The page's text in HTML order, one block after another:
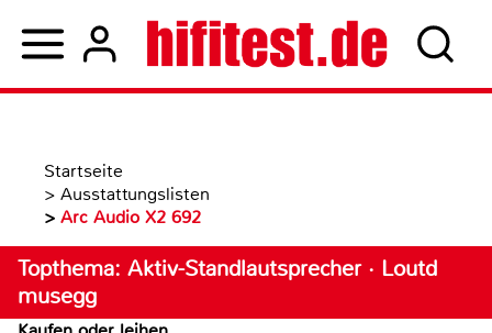
Startseite
> Ausstattungslisten
> Arc Audio X2 692
Topthema: Aktiv-Standlautsprecher · Loutd
musegg